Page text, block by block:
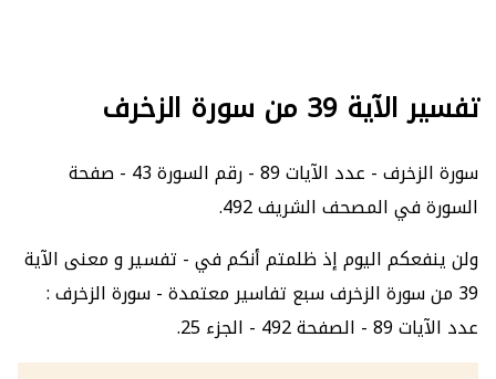
تفسير الآية 39 من سورة الزخرف
سورة الزخرف - عدد الآيات 89 - رقم السورة 43 - صفحة
السورة في المصحف الشريف 492.
ولن ينفعكم اليوم إذ ظلمتم أنكم في - تفسير و معنى الآية
39 من سورة الزخرف سبع تفاسير معتمدة - سورة الزخرف :
عدد الآيات 89 - الصفحة 492 - الجزء 25.